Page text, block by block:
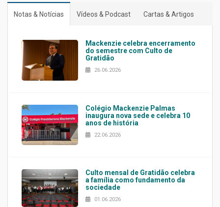
Notas & Notícias Vídeos & Podcast Cartas & Artigos
Mackenzie celebra encerramento
do semestre com Culto de
Gratidão
26.06.2026
Colégio Mackenzie Palmas
inaugura nova sede e celebra 10
anos de história
22.06.2026
Culto mensal de Gratidão celebra
a família como fundamento da
sociedade
01.06.2026